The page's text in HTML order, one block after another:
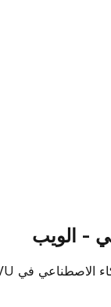
- الويب